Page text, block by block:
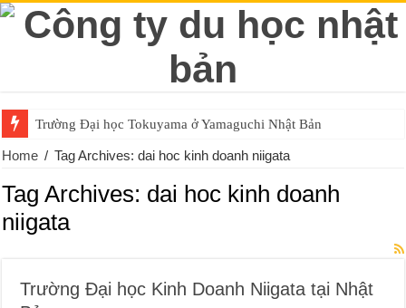
Trường Đại học Tokuyama ở Yamaguchi Nhật Bản
Home / Tag Archives: dai hoc kinh doanh niigata
Tag Archives: dai hoc kinh doanh
niigata
Trường Đại học Kinh Doanh Niigata tại Nhật